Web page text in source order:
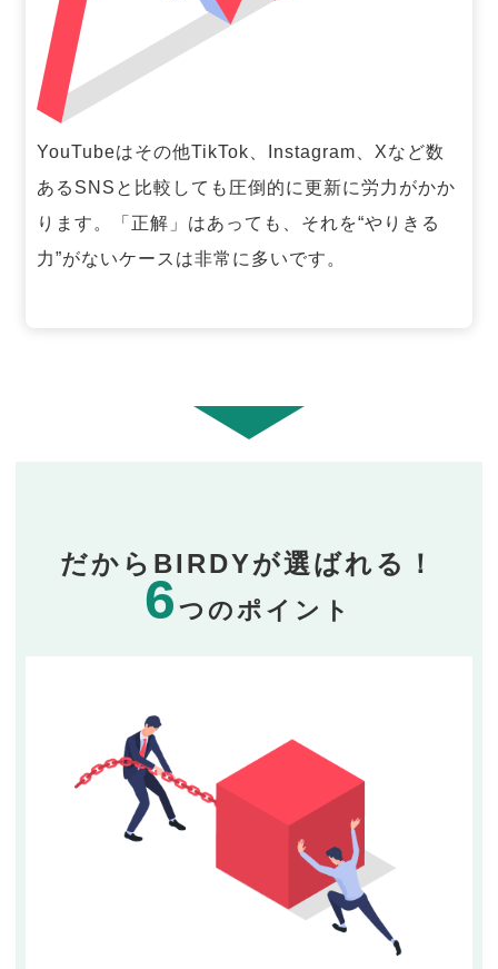
YouTubeはその他TikTok、Instagram、Xなど数
あるSNSと比較しても圧倒的に更新に労力がかか
ります。「正解」はあっても、それを“やりきる
力”がないケースは非常に多いです。
だからBIRDYが選ばれる！
6つのポイント